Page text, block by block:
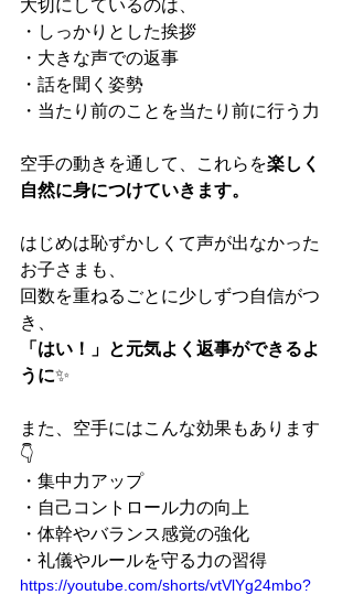
大切にしているのは、
・しっかりとした挨拶
・大きな声での返事
・話を聞く姿勢
・当たり前のことを当たり前に行う力
空手の動きを通して、これらを楽しく
自然に身につけていきます。
はじめは恥ずかしくて声が出なかった
お子さまも、
回数を重ねるごとに少しずつ自信がつ
き、
「はい！」と元気よく返事ができるよ
うに✨
また、空手にはこんな効果もあります
👇
・集中力アップ
・自己コントロール力の向上
・体幹やバランス感覚の強化
・礼儀やルールを守る力の習得
https://youtube.com/shorts/vtVlYg24mbo?